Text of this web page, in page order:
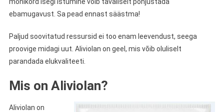
ebamugavust. Sa pead ennast säästma!
Paljud soovitatud ressursid ei too enam leevendust, seega
proovige midagi uut. Aliviolan on geel, mis võib oluliselt
parandada elukvaliteeti.
Mis on Aliviolan?
Aliviolan on